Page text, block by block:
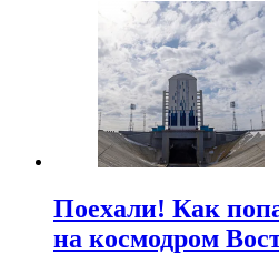
Поехали! Как
на космодром